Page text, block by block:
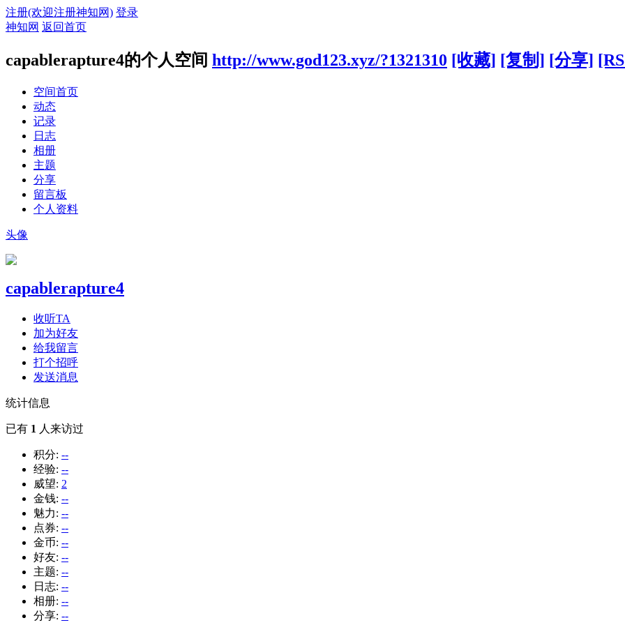
注册(欢迎注册神知网) 登录
神知网 返回首页
capablerapture4的个人空间 http://www.god123.xyz/?1321310 [收藏] [复制] [分享]
空间首页
动态
记录
日志
相册
主题
分享
留言板
个人资料
头像
capablerapture4
收听TA
加为好友
给我留言
打个招呼
发送消息
统计信息
已有 1 人来访过
积分: --
经验: --
威望: 2
金钱: --
魅力: --
点券: --
金币: --
好友: --
主题: --
日志: --
相册: --
分享: --